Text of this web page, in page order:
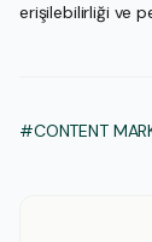
erişilebilirliği ve
#CONTENT